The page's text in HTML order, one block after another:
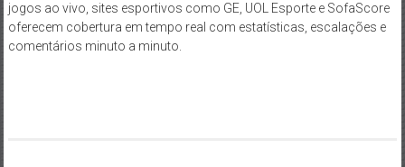
jogos ao vivo, sites esportivos como GE, UOL Esporte e SofaScore
oferecem cobertura em tempo real com estatísticas, escalações e
comentários minuto a minuto.